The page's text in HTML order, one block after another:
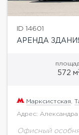
ID 14601
АРЕНДА
572 м
Марксистская
Адрес:
Офисный